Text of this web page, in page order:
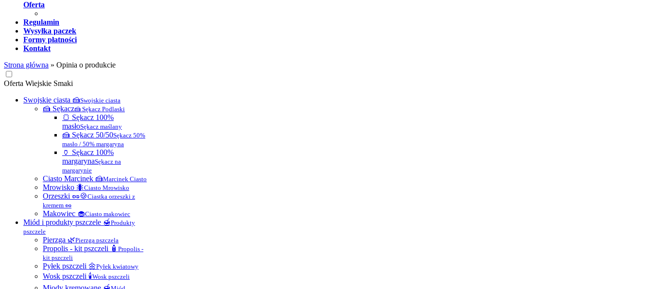
Oferta
Regulamin
Wysyłka paczek
Formy płatności
Kontakt
Strona główna » Opinia o produkcie
Oferta Wiejskie Smaki
Swojskie ciasta 🍰Swojskie ciasta
🍰 Sękacz🍰 Sękacz Podlaski
🍞 Sękacz 100%
masłoSękacz maślany
🍰 Sękacz 50/50Sękacz 50%
masło / 50% margaryna
🏺 Sękacz 100%
margarynaSękacz na
margarynie
Ciasto Marcinek 🍰Marcinek Ciasto
Mrowisko 🐜Ciasto Mrowisko
Orzeszki 🥜🍪Ciastka orzeszki z
kremem 🥜
Makowiec 🧁Ciasto makowiec
Miód i produkty pszczele 🍯Produkty
pszczele
Pierzga 🌿Pierzga pszczela
Propolis - kit pszczeli 🧴 Propolis -
kit pszczeli
Pyłek pszczeli 🌼Pyłek kwiatowy
Wosk pszczeli 🕯Wosk pszczeli